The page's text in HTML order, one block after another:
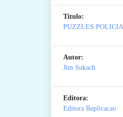
Titulo:
PUZZLES
Autor:
Jim Sukach
Editora:
Editora Replicacao